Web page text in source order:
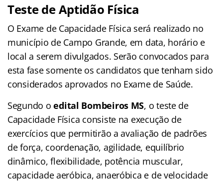
Teste de Aptidão Física
O Exame de Capacidade Física será realizado no
município de Campo Grande, em data, horário e
local a serem divulgados. Serão convocados para
esta fase somente os candidatos que tenham sido
considerados aprovados no Exame de Saúde.
Segundo oedital Bombeiros MS, o teste de
Capacidade Física consiste na execução de
exercícios que permitirão a avaliação de padrões
de força, coordenação, agilidade, equilíbrio
dinâmico, flexibilidade, potência muscular,
capacidade aeróbica, anaeróbica e de velocidade